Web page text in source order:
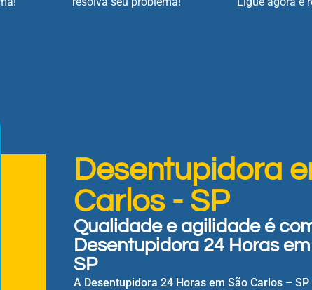
Desentupidora
Carlos - SP
Qualidade e agilidade é
Desentupidora 24 Horas
SP
A Desentupidora 24 Horas em São Carlos –